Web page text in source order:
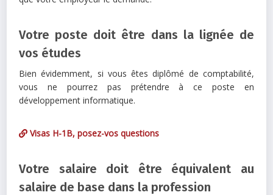
Votre poste doit être dans la lignée de
vos études
Bien évidemment, si vous êtes diplômé de comptabilité,
vous ne pourrez pas prétendre à ce poste en
développement informatique.
Visas H-1B, posez-vos questions
Votre salaire doit être équivalent au
salaire de base dans la profession